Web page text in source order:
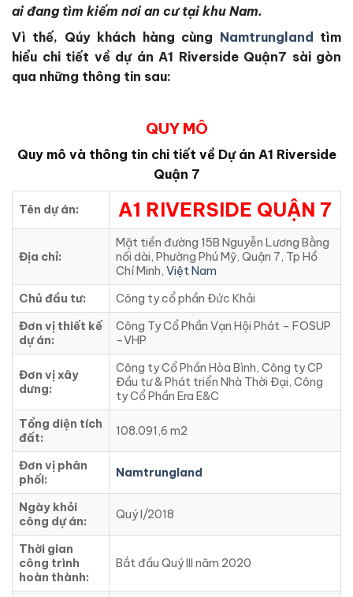
ai đang tìm kiếm nơi an cư tại khu Nam.
Vì thế, Qúy khách hàng cùng Namtrungland tìm
hiểu chi tiết về dự án A1 Riverside Quận7 sài gòn
qua những thông tin sau:
QUY MÔ
Quy mô và thông tin chi tiết về Dự án A1 Riverside
Quận 7
Tên dự án: A1 RIVERSIDE QUẬN 7
Địa chỉ:
Mặt tiền đường 15B Nguyễn Lương Bằng
nối dài, Phường Phú Mỹ, Quận 7, Tp Hồ
Chí Minh, Việt Nam
Chủ đầu tư:
Công ty cổ phần Đức Khải
Đơn vị thiết kế
dự án:
Công Ty Cổ Phần Vạn Hội Phát – FOSUP
–VHP
Đơn vị xây
dưng:
Công ty Cổ Phần Hòa Bình, Công ty CP
Đầu tư & Phát triển Nhà Thời Đại, Công
ty Cổ Phần Era E&C
Tổng diện tích
đất:
108.091,6 m2
Đơn vị phân
phối:
Namtrungland
Ngày khỏi
công dự án:
Quý I/2018
Thời gian
công trình
hoàn thành:
Bắt đầu Quý III năm 2020